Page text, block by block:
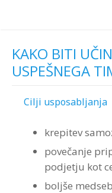
E-učenje
E-učenje
Prednosti za
Prednosti za
Učni center
Koristi za podjetje
Koristi za zaposlene
Delavnice
Različne možnosti
Coaching
Coaching
Merjenje učinkov
KAKO BITI
USPEŠNEGA
Cilji usposabljanja
krepitev
povečanje
podjetju kot
boljše